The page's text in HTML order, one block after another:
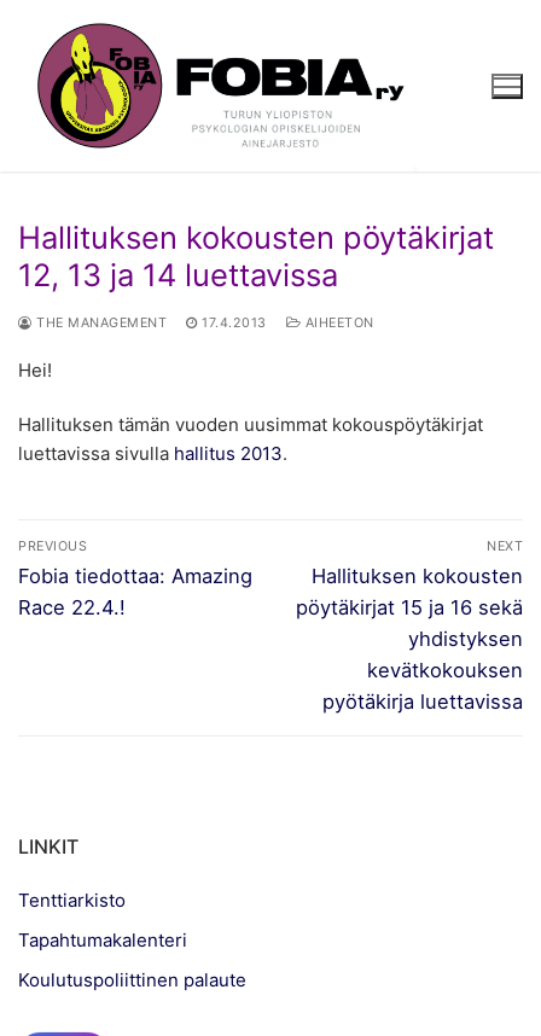
sisältöön
Hallituksen kokousten pöytäkirjat
12, 13 ja 14 luettavissa
THE MANAGEMENT 17.4.2013 AIHEETON
Hei!
Hallituksen tämän vuoden uusimmat kokouspöytäkirjat
luettavissa sivulla hallitus 2013.
Artikkelien
selaus
PREVIOUS
Previous
post:
Fobia tiedottaa: Amazing
Race 22.4.!
NEXT
Next
post:
Hallituksen kokousten
pöytäkirjat 15 ja 16 sekä
yhdistyksen
kevätkokouksen
pyötäkirja luettavissa
LINKIT
Tenttiarkisto
Tapahtumakalenteri
Koulutuspoliittinen palaute